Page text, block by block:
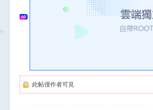
此帖僅作者可見